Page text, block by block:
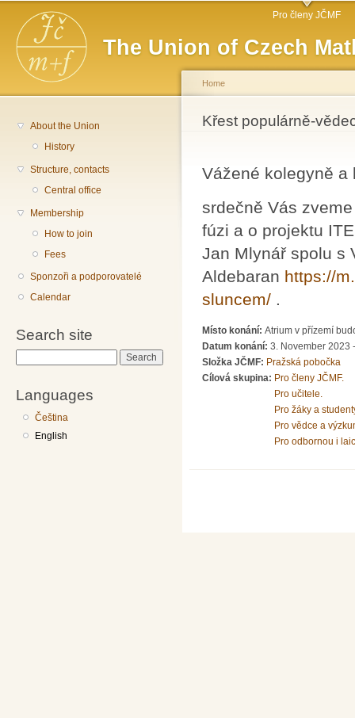
The Union of Czech
Main menu Pro členy JČMF
About the Union
History
Structure, contacts
Central office
Membership
How to join
Fees
Sponzoři a podporovatelé
Calendar
Search site
Languages
Čeština
English
You are here
Home
Křest populárně-
Vážené kolegyně a
srdečně Vás
fúzi a o projektu
Jan Mlynář spolu s
Aldebaran https://
sluncem/ .
Místo konání: Atrium v přízemí
Datum konání: 3. November 2023
Složka JČMF: Pražská pobočka
Cílová skupina: Pro členy JČMF.
Pro učitele.
Pro žáky a
Pro vědce a
Pro odbornou i